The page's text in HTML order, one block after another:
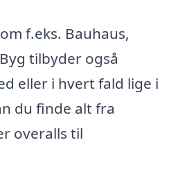
f.eks. Bauhaus,
tilbyder også
eller i hvert fald lige i
du finde alt fra
overalls til